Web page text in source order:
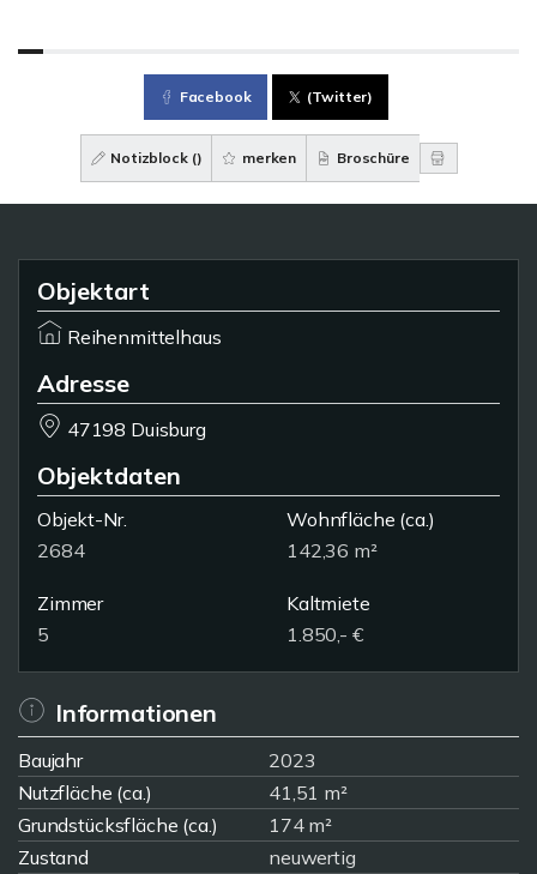
Facebook (Twitter)
Notizblock () merken Broschüre
Objektart
Reihenmittelhaus
Adresse
47198 Duisburg
Objektdaten
Objekt-Nr.
2684
Wohnfläche (ca.)
142,36 m²
Zimmer
5
Kaltmiete
1.850,- €
Informationen
Baujahr
2023
Nutzfläche (ca.)
41,51 m²
Grundstücksfläche (ca.)
174 m²
Zustand
neuwertig